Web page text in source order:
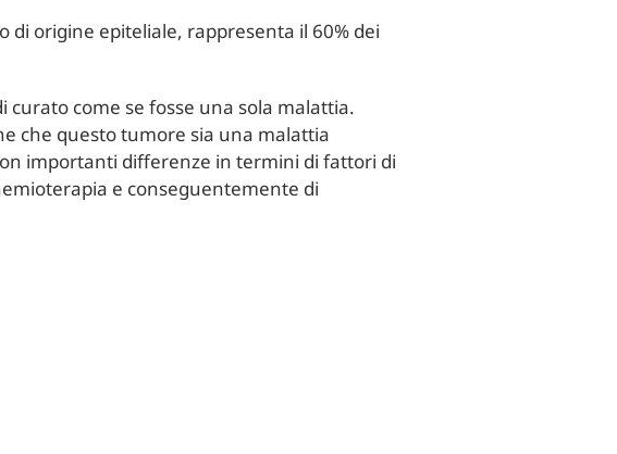
di origine epiteliale, rappresenta il 60% dei
curato come se fosse una sola malattia.
che questo tumore sia una malattia
importanti differenze in termini di fattori di
e conseguentemente di